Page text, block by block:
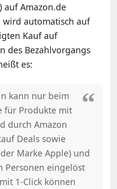
auf Amazon.de
automatisch auf
Kauf auf
des Bezahlvorgangs
es:
kann nur beim
für Produkte mit
durch Amazon
Deals sowie
Marke Apple) und
Personen eingelöst
1-Click können